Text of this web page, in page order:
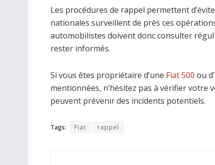
Les procédures de rappel permettent
nationales surveillent de près ces
automobilistes doivent donc consulter
rester informés.
Si vous êtes propriétaire d’une Fiat 500 ou
mentionnées, n’hésitez pas à vérifier votre
peuvent prévenir des incidents potentiels.
Tags: Fiat rappel